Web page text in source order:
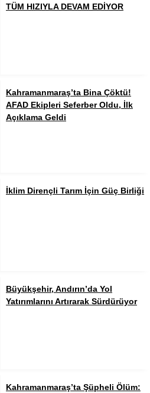
TÜM HIZIYLA DEVAM EDİYOR
Kahramanmaraş’ta Bina Çöktü!
AFAD Ekipleri Seferber Oldu, İlk
Açıklama Geldi
İklim Dirençli Tarım İçin Güç Birliği
Büyükşehir, Andırın’da Yol
Yatırımlarını Artırarak Sürdürüyor
Kahramanmaraş’ta Şüpheli Ölüm: